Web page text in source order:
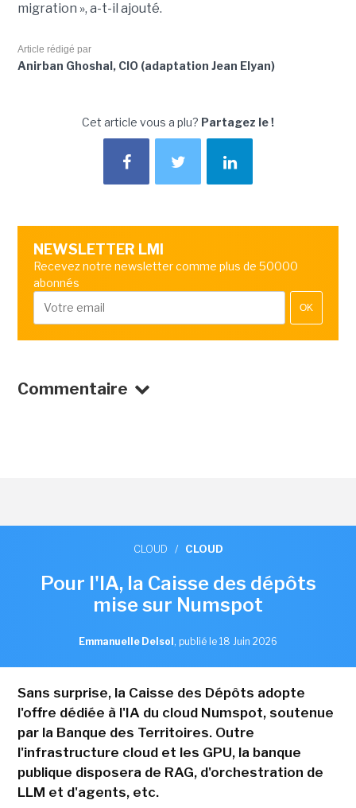
migration », a-t-il ajouté.
Article rédigé par
Anirban Ghoshal, CIO (adaptation Jean Elyan)
Cet article vous a plu? Partagez le !
NEWSLETTER LMI
Recevez notre newsletter comme plus de 50000
abonnés
OK
Commentaire
CLOUD / CLOUD
Pour l'IA, la Caisse des dépôts
mise sur Numspot
Emmanuelle Delsol , publié le 18 Juin 2026
Sans surprise, la Caisse des Dépôts adopte
l'offre dédiée à l'IA du cloud Numspot, soutenue
par la Banque des Territoires. Outre
l'infrastructure cloud et les GPU, la banque
publique disposera de RAG, d'orchestration de
LLM et d'agents, etc.